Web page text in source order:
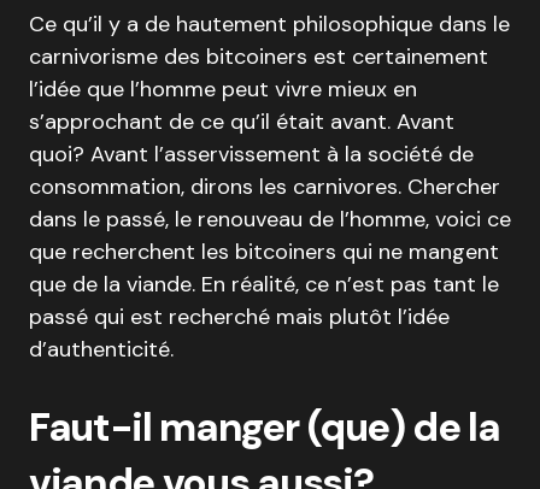
Ce qu’il y a de hautement philosophique dans le
carnivorisme des bitcoiners est certainement
l’idée que l’homme peut vivre mieux en
s’approchant de ce qu’il était avant. Avant
quoi? Avant l’asservissement à la société de
consommation, dirons les carnivores. Chercher
dans le passé, le renouveau de l’homme, voici ce
que recherchent les bitcoiners qui ne mangent
que de la viande. En réalité, ce n’est pas tant le
passé qui est recherché mais plutôt l’idée
d’authenticité.
Faut-il manger (que) de la